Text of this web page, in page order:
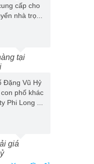
cấp cho
nhà trọ...
tại
Đặng Vũ Hỷ
phố khác
Phi Long ...
giá